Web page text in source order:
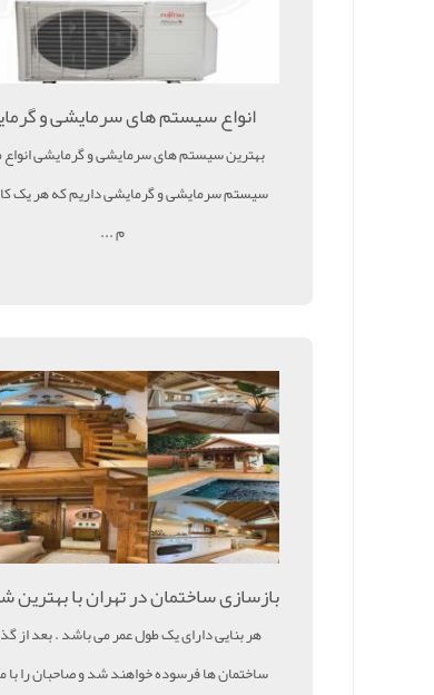
انواع سیستم های سرمایشی و
بهترین سیستم های سرمایشی و گرمایشی انواع
سیستم سرمایشی و گرمایشی داریم که هر یک
م ...
بازسازی ساختمان در تهران با
هر بنایی دارای یک طول عمر می باشد . بعد از
ساختمان ها فرسوده خواهند شد و صاحبان را با